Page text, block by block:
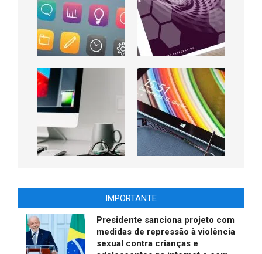
IMPORTANTE
Presidente sanciona projeto com
medidas de repressão à violência
sexual contra crianças e